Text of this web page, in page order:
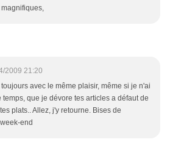
2009 21:20
toujours avec le même plaisir, même si je n'ai
que je dévore tes articles a défaut de
plats.. Allez, j'y retourne. Bises de
end